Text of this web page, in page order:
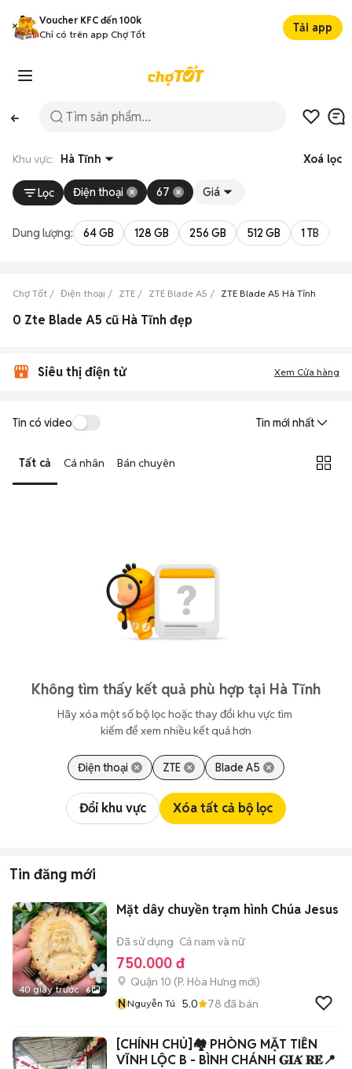
Voucher KFC đến 100k
Chỉ có trên app Chợ Tốt
Tải app
Khu vực: Hà Tĩnh Xoá lọc
Lọc Điện thoại 67 Giá
Dung lượng: 64 GB 128 GB 256 GB 512 GB 1 TB
Chợ Tốt Điện thoại ZTE ZTE Blade A5 ZTE Blade A5 Hà Tĩnh
0 Zte Blade A5 cũ Hà Tĩnh đẹp
Siêu thị điện tử Xem Cửa hàng
Tin có video Tin mới nhất
Tất cả Cá nhân Bán chuyên
Không tìm thấy kết quả phù hợp tại Hà Tĩnh
Hãy xóa một số bộ lọc hoặc thay đổi khu vực tìm
kiếm để xem nhiều kết quả hơn
Điện thoại ZTE Blade A5
Đổi khu vực Xóa tất cả bộ lọc
Tin đăng mới
40 giây trước 6
Mặt dây chuyền trạm hình Chúa Jesus
Đã sử dụng Cả nam và nữ
750.000 đ
Quận 10 (P. Hòa Hưng mới)
NNguyễn Tú 5.0 78 đã bán
[CHÍNH CHỦ]🏘️ PHÒNG MẶT TIỀN
VĨNH LỘC B - BÌNH CHÁNH 𝐆𝐈𝐀́ 𝐑𝐄̉📍